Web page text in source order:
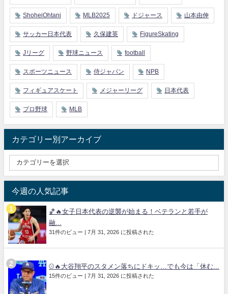
ShoheiOhtani MLB2025 ドジャース 山本由伸
サッカー日本代表 久保建英 FigureSkating
Jリーグ 野球ニュース football
スポーツニュース 侍ジャパン NPB
フィギュアスケート メジャーリーグ 日本代表
プロ野球 MLB
カテゴリー別アーカイブ
今週の人気記事
🏀🔥女子日本代表の逆襲が始まる！ベテランと若手が
融...
31件のビュー 7月 31, 2026 に投稿された
⚾🔥大谷翔平のスタメン落ちにドキッ…でも今は「休む...
15件のビュー 7月 31, 2026 に投稿された